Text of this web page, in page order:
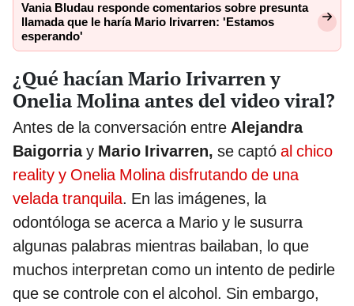
Vania Bludau responde comentarios sobre presunta
llamada que le haría Mario Irivarren: 'Estamos
esperando'
¿Qué hacían Mario Irivarren y
Onelia Molina antes del video viral?
Antes de la conversación entre Alejandra
Baigorriay Mario Irivarren, se captó al chico
reality y Onelia Molina disfrutando de una
velada tranquila. En las imágenes, la
odontóloga se acerca a Mario y le susurra
algunas palabras mientras bailaban, lo que
muchos interpretan como un intento de pedirle
que se controle con el alcohol. Sin embargo,